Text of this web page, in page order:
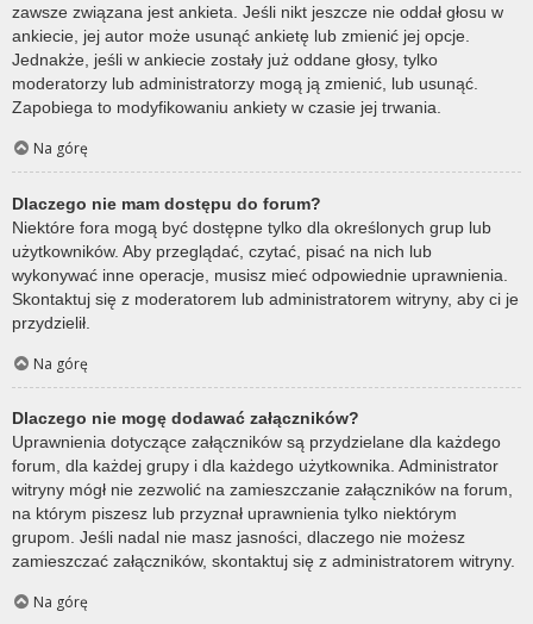
zawsze związana jest ankieta. Jeśli nikt jeszcze nie oddał głosu w
ankiecie, jej autor może usunąć ankietę lub zmienić jej opcje.
Jednakże, jeśli w ankiecie zostały już oddane głosy, tylko
moderatorzy lub administratorzy mogą ją zmienić, lub usunąć.
Zapobiega to modyfikowaniu ankiety w czasie jej trwania.
Na górę
Dlaczego nie mam dostępu do forum?
Niektóre fora mogą być dostępne tylko dla określonych grup lub
użytkowników. Aby przeglądać, czytać, pisać na nich lub
wykonywać inne operacje, musisz mieć odpowiednie uprawnienia.
Skontaktuj się z moderatorem lub administratorem witryny, aby ci je
przydzielił.
Na górę
Dlaczego nie mogę dodawać załączników?
Uprawnienia dotyczące załączników są przydzielane dla każdego
forum, dla każdej grupy i dla każdego użytkownika. Administrator
witryny mógł nie zezwolić na zamieszczanie załączników na forum,
na którym piszesz lub przyznał uprawnienia tylko niektórym
grupom. Jeśli nadal nie masz jasności, dlaczego nie możesz
zamieszczać załączników, skontaktuj się z administratorem witryny.
Na górę